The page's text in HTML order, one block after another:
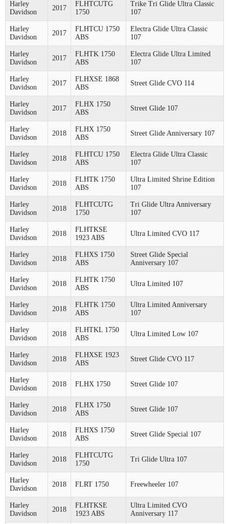
Harley
Davidson
2017
FLHTCUTG
1750
Trike Tri Glide Ultra Classic
107
Harley
Davidson
2017
FLHTCU 1750
ABS
Electra Glide Ultra Classic
107
Harley
Davidson
2017
FLHTK 1750
ABS
Electra Glide Ultra Limited
107
Harley
Davidson
2017
FLHXSE 1868
ABS
Street Glide CVO 114
Harley
Davidson
2017
FLHX 1750
ABS
Street Glide 107
Harley
Davidson
2018
FLHX 1750
ABS
Street Glide Anniversary 107
Harley
Davidson
2018
FLHTCU 1750
ABS
Electra Glide Ultra Classic
107
Harley
Davidson
2018
FLHTK 1750
ABS
Ultra Limited Shrine Edition
107
Harley
Davidson
2018
FLHTCUTG
1750
Tri Glide Ultra Anniversary
107
Harley
Davidson
2018
FLHTKSE
1923 ABS
Ultra Limited CVO 117
Harley
Davidson
2018
FLHXS 1750
ABS
Street Glide Special
Anniversary 107
Harley
Davidson
2018
FLHTK 1750
ABS
Ultra Limited 107
Harley
Davidson
2018
FLHTK 1750
ABS
Ultra Limited Anniversary
107
Harley
Davidson
2018
FLHTKL 1750
ABS
Ultra Limited Low 107
Harley
Davidson
2018
FLHXSE 1923
ABS
Street Glide CVO 117
Harley
Davidson
2018 FLHX 1750 Street Glide 107
Harley
Davidson
2018
FLHX 1750
ABS
Street Glide 107
Harley
Davidson
2018
FLHXS 1750
ABS
Street Glide Special 107
Harley
Davidson
2018
FLHTCUTG
1750
Tri Glide Ultra 107
Harley
Davidson
2018 FLRT 1750 Freewheeler 107
Harley
Davidson
2018
FLHTKSE
1923 ABS
Ultra Limited CVO
Anniversary 117